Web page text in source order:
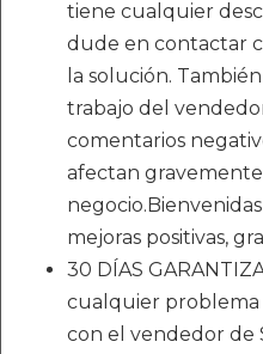
tiene cualquier
dude en contactar
la solución.
trabajo del
comentarios
afectan
mejoras positivas,
30 DÍAS
cualquier problema
con el vendedor de